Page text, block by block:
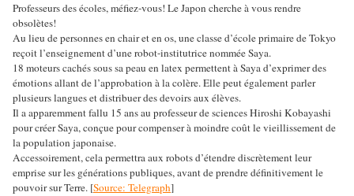
Professeurs des écoles, méfiez-vous! Le Japon cherche à vous rendre
obsolètes!
Au lieu de personnes en chair et en os, une classe d’école primaire de Tokyo
reçoit l’enseignement d’une robot-institutrice nommée Saya.
18 moteurs cachés sous sa peau en latex permettent à Saya d’exprimer des
émotions allant de l’approbation à la colère. Elle peut également parler
plusieurs langues et distribuer des devoirs aux élèves.
Il a apparemment fallu 15 ans au professeur de sciences Hiroshi Kobayashi
pour créer Saya, conçue pour compenser à moindre coût le vieillissement de
la population japonaise.
Accessoirement, cela permettra aux robots d’étendre discrètement leur
emprise sur les générations publiques, avant de prendre définitivement le
pouvoir sur Terre. [Source: Telegraph]